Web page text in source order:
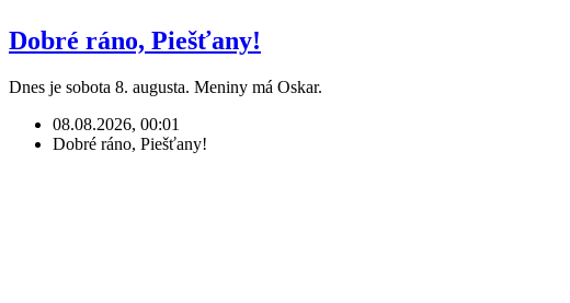
Dobré ráno, Piešťany!
Dnes je sobota 8. augusta. Meniny má Oskar.
08.08.2026, 00:01
Dobré ráno, Piešťany!